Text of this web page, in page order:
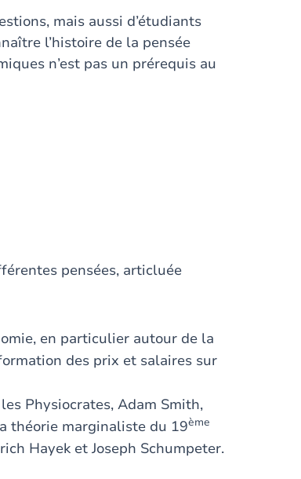
mais aussi d’étudiants
l’histoire de la pensée
n’est pas un prérequis au
pensées, articluée
en particulier autour de la
des prix et salaires sur
Physiocrates, Adam Smith,
théorie marginaliste du 19ème
Hayek et Joseph Schumpeter.